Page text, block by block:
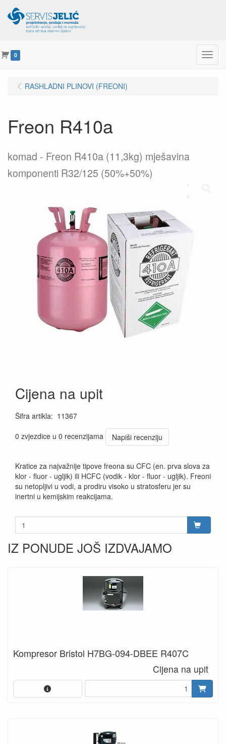
0 Menu
RASHLADNI PLINOVI (FREONI)
Freon R410a
komad
Freon R410a (11,3kg) mješavina
komponenti R32/125 (50%+50%)
Cijena na upit
Šifra artikla: 11367
0 zvjezdice u 0 recenzijama
Napiši recenziju
Kratice za najvažnije tipove freona su CFC (en. prva slova za
klor - fluor - ugljik) ili HCFC (vodik - klor - fluor - ugljik). Freoni
su netopljivi u vodi, a prodiru visoko u stratosferu jer su
inertni u kemijskim reakcijama.
IZ PONUDE JOŠ IZDVAJAMO
Kompresor Bristol H7BG-094-DBEE R407C
Cijena na upit